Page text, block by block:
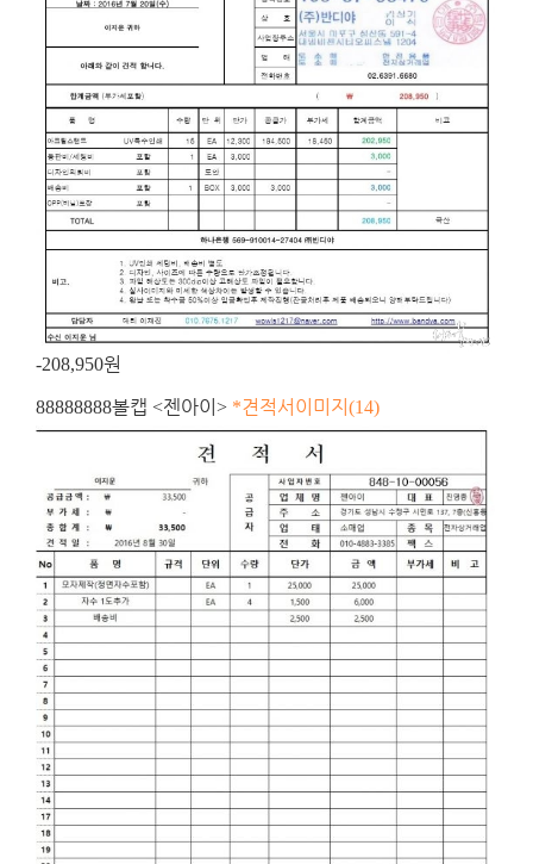
-208,950원
88888888볼캡 <젠아이 > *견적서이미지 (14)